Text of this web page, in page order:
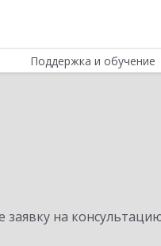
Поддержка и обучение
на